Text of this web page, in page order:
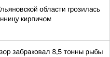
области грозилась
кирпичом
забраковал 8,5 тонны рыбы